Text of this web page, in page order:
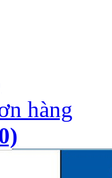
hàng